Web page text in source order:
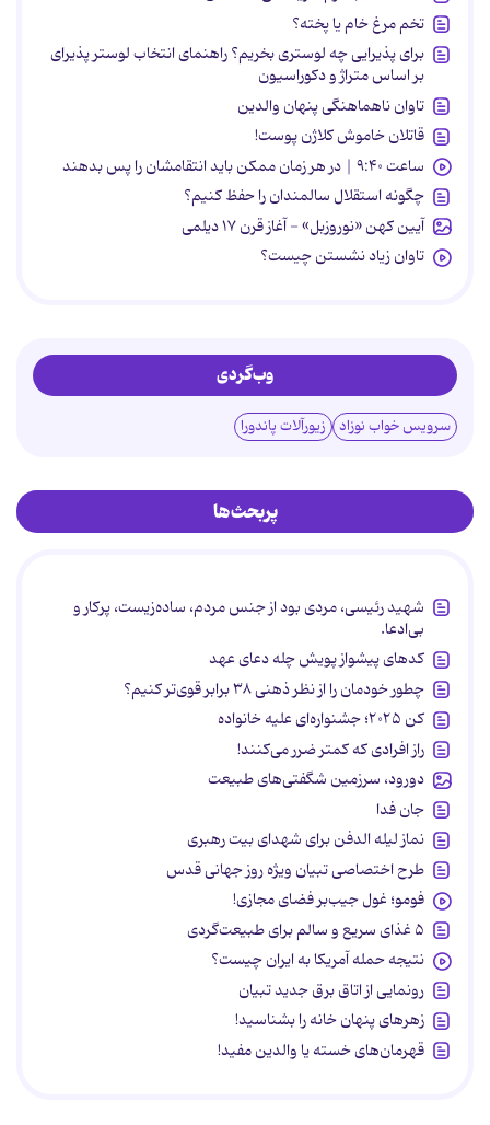
تخم مرغ خام یا پخته؟
برای پذیرایی چه لوستری بخریم؟ راهنمای انتخاب لوستر پذیرای
بر اساس متراژ و دکوراسیون
تاوان ناهماهنگی پنهان والدین
قاتلان خاموش کلاژن پوست!
ساعت ۹:۴۰ | در هر زمان ممکن باید انتقامشان را پس بدهند
چگونه استقلال سالمندان را حفظ کنیم؟
آیین کهن «نوروزبل» - آغاز قرن ۱۷ دیلمی
تاوان زیاد نشستن چیست؟
وب‌گردی
سرویس خواب نوزاد زیورآلات پاندورا
پربحث‌ها
شهید رئیسی، مردی بود از جنس مردم، ساده‌زیست، پرکار و
بی‌ادعا.
کدهای پیشواز پویش چله دعای عهد
چطور خودمان را از نظر ذهنی ۳۸ برابر قوی‌تر کنیم؟
کن ۲۰۲۵؛ جشنواره‌ای علیه خانواده
راز افرادی که کمتر ضرر می‌کنند!
دورود، سرزمین شگفتی‌های طبیعت
جان فدا
نماز لیله الدفن برای شهدای بیت رهبری
طرح اختصاصی تبیان ویژه روز جهانی قدس
فومو؛ غول جیب‌بر فضای مجازی!
۵ غذای سریع و سالم برای طبیعت‌گردی
نتیجه حمله آمریکا به ایران چیست؟
رونمایی از اتاق برق جدید تبیان
زهرهای پنهان خانه را بشناسید!
قهرمان‌های خسته یا والدین مفید!